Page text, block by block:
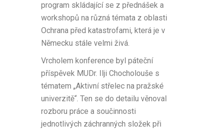
program skládající se z přednášek a
workshopů na různá témata z oblasti
Ochrana před katastrofami, která je v
Německu stále velmi živá.
Vrcholem konference byl páteční
příspěvek MUDr. Ilji Chocholouše s
tématem „Aktivní střelec na pražské
univerzitě“. Ten se do detailu věnoval
rozboru práce a součinnosti
jednotlivých záchranných složek při